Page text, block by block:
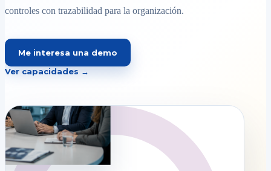
controles con trazabilidad para la organización.
Me interesa una demo
Ver capacidades →